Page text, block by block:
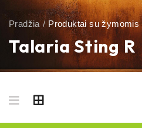
Talaria Sting R
Pradžia / Produktai su žymomis